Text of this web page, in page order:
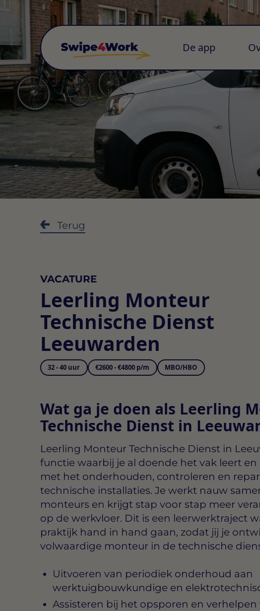
De app
Terug
VACATURE
Leerling Monteur
Technische Dienst
Leeuwarden
32 - 40 uur €2600 - €4800 p/m MBO/HBO
Wat ga je doen als Leerling
Technische Dienst in
Leerling Monteur Technische Dienst in
functie waarbij je al doende het vak leert
met het onderhouden, controleren en
technische installaties. Je werkt nauw
monteurs en krijgt stap voor stap meer
op de werkvloer. Dit is een leerwerktraject
praktijk hand in hand gaan, zodat jij je
volwaardige monteur in de technische
Uitvoeren van periodiek onderhoud aan
werktuigbouwkundige en
Assisteren bij het opsporen en